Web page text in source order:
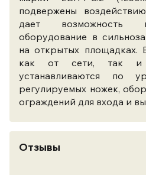
подвержены
дает возможность
оборудование в
на открытых площадках.
как от сети, так и
устанавливаются по
регулируемых ножек,
ограждений для входа и
Отзывы